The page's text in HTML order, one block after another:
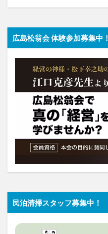
広島松翁会 体験参加募集中！
民泊清掃スタッフ募集中！